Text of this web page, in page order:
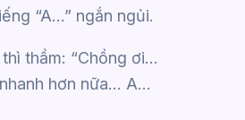
“A…” ngắn ngủi.
thầm: “Chồng ơi…
hơn nữa… A…